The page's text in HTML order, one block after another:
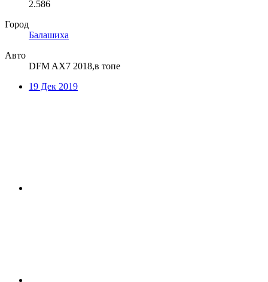
2.586
Город
Балашиха
Авто
DFM AX7 2018,в топе
19 Дек 2019